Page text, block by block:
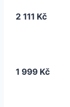
2 111 Kč
1 999 Kč